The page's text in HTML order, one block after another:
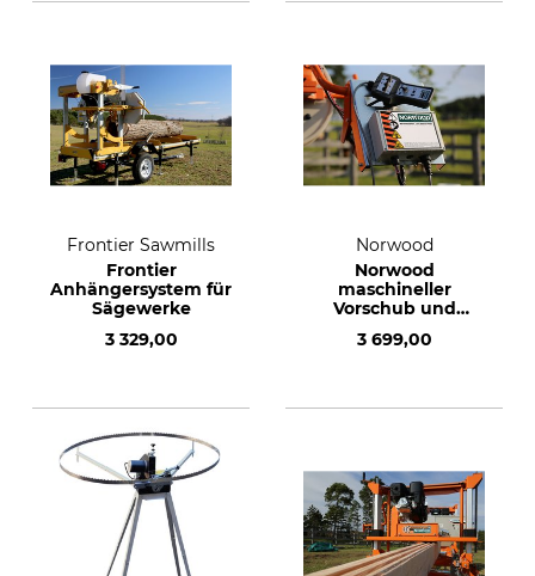
Frontier Sawmills
Frontier
Anhängersystem für
Sägewerke
3 329,00
Norwood
Norwood
maschineller
Vorschub und
3 699,00